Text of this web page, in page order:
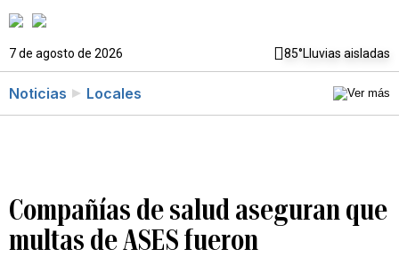
7 de agosto de 2026 85°Lluvias aisladas
Noticias Locales
Compañías de salud aseguran que
multas de ASES fueron